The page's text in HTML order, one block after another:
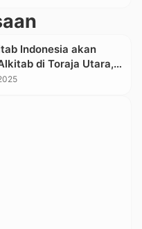
Indonesia akan
di Toraja Utara,
Acaranya